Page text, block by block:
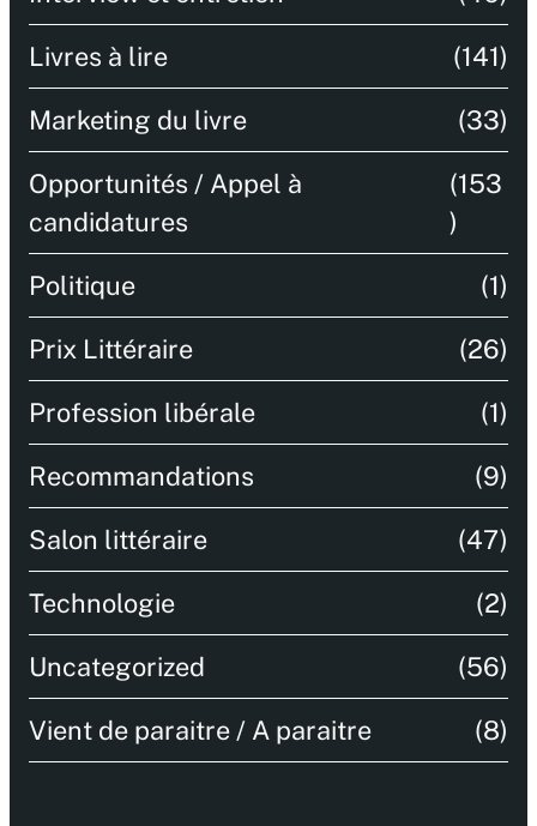
Livres à lire (141)
Marketing du livre (33)
Opportunités / Appel à
candidatures
(153
)
Politique (1)
Prix Littéraire (26)
Profession libérale (1)
Recommandations (9)
Salon littéraire (47)
Technologie (2)
Uncategorized (56)
Vient de paraitre / A paraitre (8)